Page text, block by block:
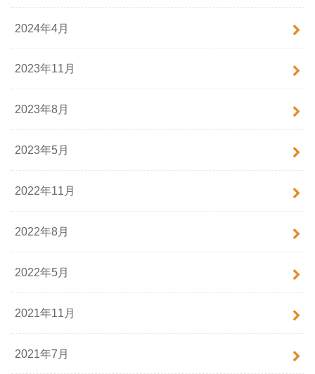
2024年4月
2023年11月
2023年8月
2023年5月
2022年11月
2022年8月
2022年5月
2021年11月
2021年7月